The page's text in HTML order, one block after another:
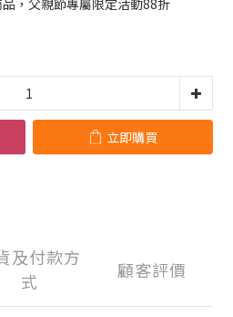
，父親節專屬限定活動88折
立即購買
及付款方
式
顧客評價